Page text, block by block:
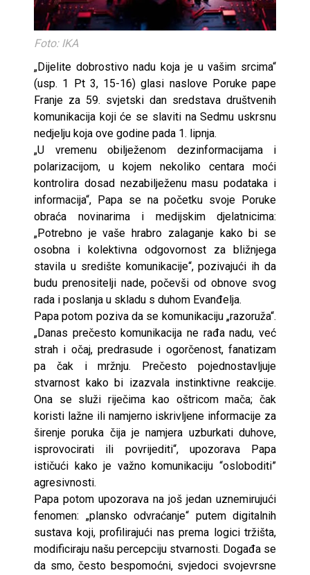
Foto: IKA
„Dijelite dobrostivo nadu koja je u vašim srcima“
(usp. 1 Pt 3, 15-16) glasi naslove Poruke pape
Franje za 59. svjetski dan sredstava društvenih
komunikacija koji će se slaviti na Sedmu uskrsnu
nedjelju koja ove godine pada 1. lipnja.
„U vremenu obilježenom dezinformacijama i
polarizacijom, u kojem nekoliko centara moći
kontrolira dosad nezabilježenu masu podataka i
informacija“, Papa se na početku svoje Poruke
obraća novinarima i medijskim djelatnicima:
„Potrebno je vaše hrabro zalaganje kako bi se
osobna i kolektivna odgovornost za bližnjega
stavila u središte komunikacije“, pozivajući ih da
budu prenositelji nade, počevši od obnove svog
rada i poslanja u skladu s duhom Evanđelja.
Papa potom poziva da se komunikaciju „razoruža“.
„Danas prečesto komunikacija ne rađa nadu, već
strah i očaj, predrasude i ogorčenost, fanatizam
pa čak i mržnju. Prečesto pojednostavljuje
stvarnost kako bi izazvala instinktivne reakcije.
Ona se služi riječima kao oštricom mača; čak
koristi lažne ili namjerno iskrivljene informacije za
širenje poruka čija je namjera uzburkati duhove,
isprovocirati ili povrijediti“, upozorava Papa
ističući kako je važno komunikaciju “osloboditi”
agresivnosti.
Papa potom upozorava na još jedan uznemirujući
fenomen: „plansko odvraćanje“ putem digitalnih
sustava koji, profilirajući nas prema logici tržišta,
modificiraju našu percepciju stvarnosti. Događa se
da smo, često bespomoćni, svjedoci svojevrsne